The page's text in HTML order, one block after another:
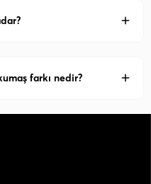
farkı nedir?